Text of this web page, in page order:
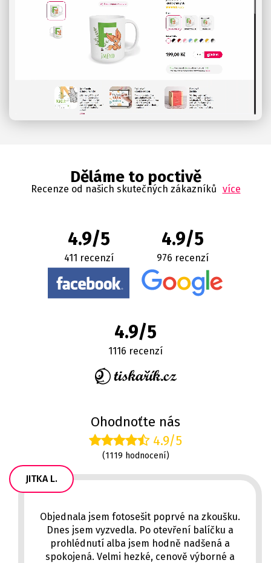
Děláme to poctivě
Recenze od našich skutečných zákazníků více
4.9/5
411 recenzí
4.9/5
976 recenzí
4.9/5
1116 recenzí
Ohodnoťte nás
4.9/5
(1119 hodnocení)
JITKA L.
Objednala jsem fotosešit poprvé na zkoušku.
Dnes jsem vyzvedla. Po otevření balíčku a
prohlédnutí alba jsem hodně nadšená a
spokojená. Velmi hezké, cenově výborné a